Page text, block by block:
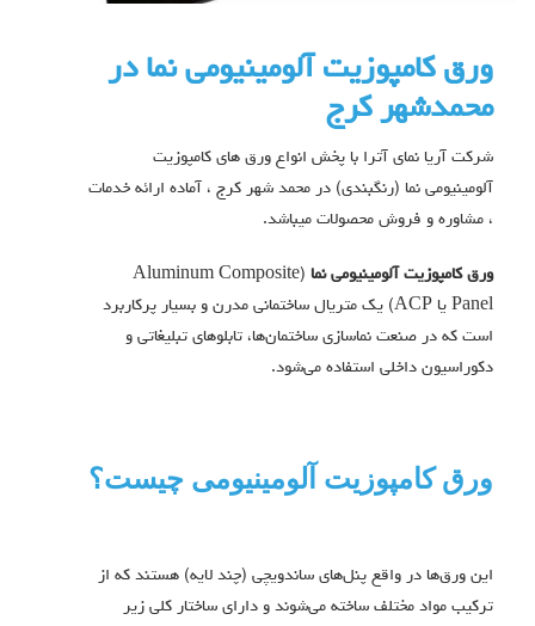
ورق کامپوزیت آلومینیومی نما در
محمدشهر کرج
شرکت آریا نمای آترا با پخش انواع ورق های کامپوزیت
آلومینیومی نما (رنگبندی) در محمد شهر کرج ، آماده ارائه خدمات
، مشاوره و فروش محصولات میباشد.
ورق کامپوزیت آلومینیومی نما
(Aluminum Composite
Panel یا ACP) یک متریال ساختمانی مدرن و بسیار پرکاربرد
است که در صنعت نماسازی ساختمان‌ها، تابلوهای تبلیغاتی و
دکوراسیون داخلی استفاده می‌شود.
ورق کامپوزیت آلومینیومی چیست؟
این ورق‌ها در واقع پنل‌های ساندویچی (چند لایه) هستند که از
ترکیب مواد مختلف ساخته می‌شوند و دارای ساختار کلی زیر